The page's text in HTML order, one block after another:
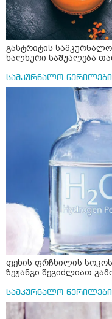
გასტრიტის
ხალხური საშუალება
სამკურნალო წერილები
ფეხის ფრჩხილის
ზეჟანგი შეგიძლიათ
სამკურნალო წერილები